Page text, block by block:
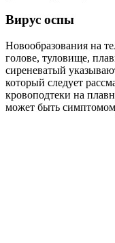
Вирус оспы
Новообразования на
голове, туловище,
сиреневатый
который следует
кровоподтеки на
может быть